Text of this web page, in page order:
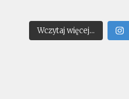
Wczytaj więcej...